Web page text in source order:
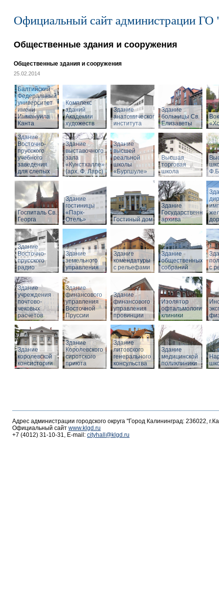
Официальный сайт администрации ГО
Общественные здания и сооружения
Общественные здания и сооружения
25.02.2014
Балтийский
Федеральный
университет
имени
Иммануила
Канта
Комплекс
зданий
Академии
художеств
Здание
анатомического
института
Здание
больницы Св.
Елизаветы
Здание
Восточно-
прусского
учебного
заведения
для слепых
Здание
выставочного
зала
«Кунстхалле»
(арх. Ф. Ларс)
Здание
высшей
реальной
школы
«Бургшуле»
Высшая
торговая
школа
Госпиталь Св.
Георга
Здание
гостиницы
«Парк-
Отель»
Гостиный дом
Здание
Государственного
архива
Здание
Восточно-
прусского
радио
Здание
земельного
управления
Здание
комендатуры
с рельефами
Здание
общественных
собраний
с
Здание
учреждения
почтово-
чековых
расчетов
Здание
финансового
управления
Восточной
Пруссии
Здание
финансового
управления
провинции
Изолятор
клиники
Здание
королевской
консистории
Здание
Королевского
сиротского
приюта
Здание
литовского
генерального
консульства
Здание
медицинской
поликлиники
Адрес администрации городского округа "Город Калининград: 236022,
Официальный сайт www.klgd.ru
+7 (4012) 31-10-31, E-mail: cityhall@klgd.ru